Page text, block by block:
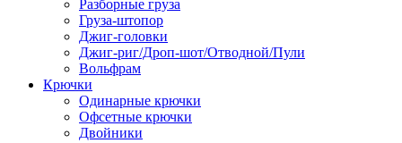
Разборные груза
Груза-штопор
Джиг-головки
Джиг-риг/Дроп-шот/Отводной/Пули
Вольфрам
Крючки
Одинарные крючки
Офсетные крючки
Двойники